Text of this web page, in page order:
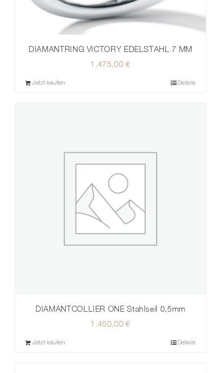
DIAMANTRING VICTORY EDELSTAHL 7 MM
1.475,00€
Jetzt kaufen Details
DIAMANTCOLLIER ONE Stahlseil 0,5mm
1.450,00€
Jetzt kaufen Details